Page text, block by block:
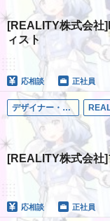
[REALITY株式会社
ィスト
応相談 正社員
デザイナー・アート職
[REALITY株式会社
応相談 正社員